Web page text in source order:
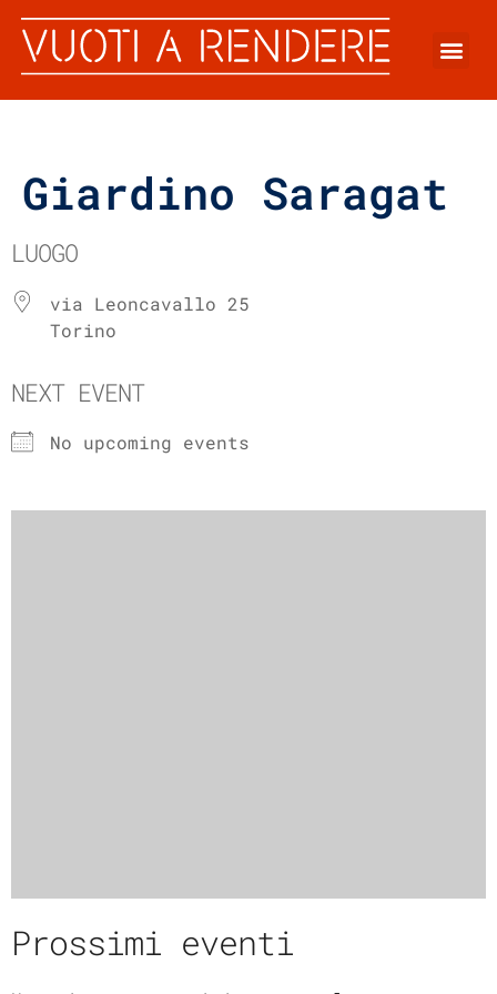
Giardino Saragat
LUOGO
via Leoncavallo 25
Torino
NEXT EVENT
No upcoming events
Prossimi eventi